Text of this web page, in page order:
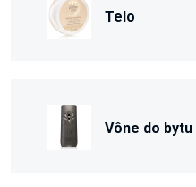
Telo
Vône do bytu